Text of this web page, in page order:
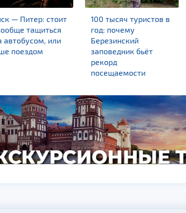
— Питер: стоит
тащиться
автобусом, или
поездом
100 тысяч туристов в
год: почему
Березинский
заповедник бьёт
рекорд
посещаемости